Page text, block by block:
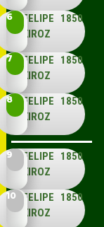
6
FELIPE
KIROZ
1850
7
FELIPE
KIROZ
1850
8
FELIPE
KIROZ
1850
9
FELIPE
KIROZ
1850
10
FELIPE
KIROZ
1850